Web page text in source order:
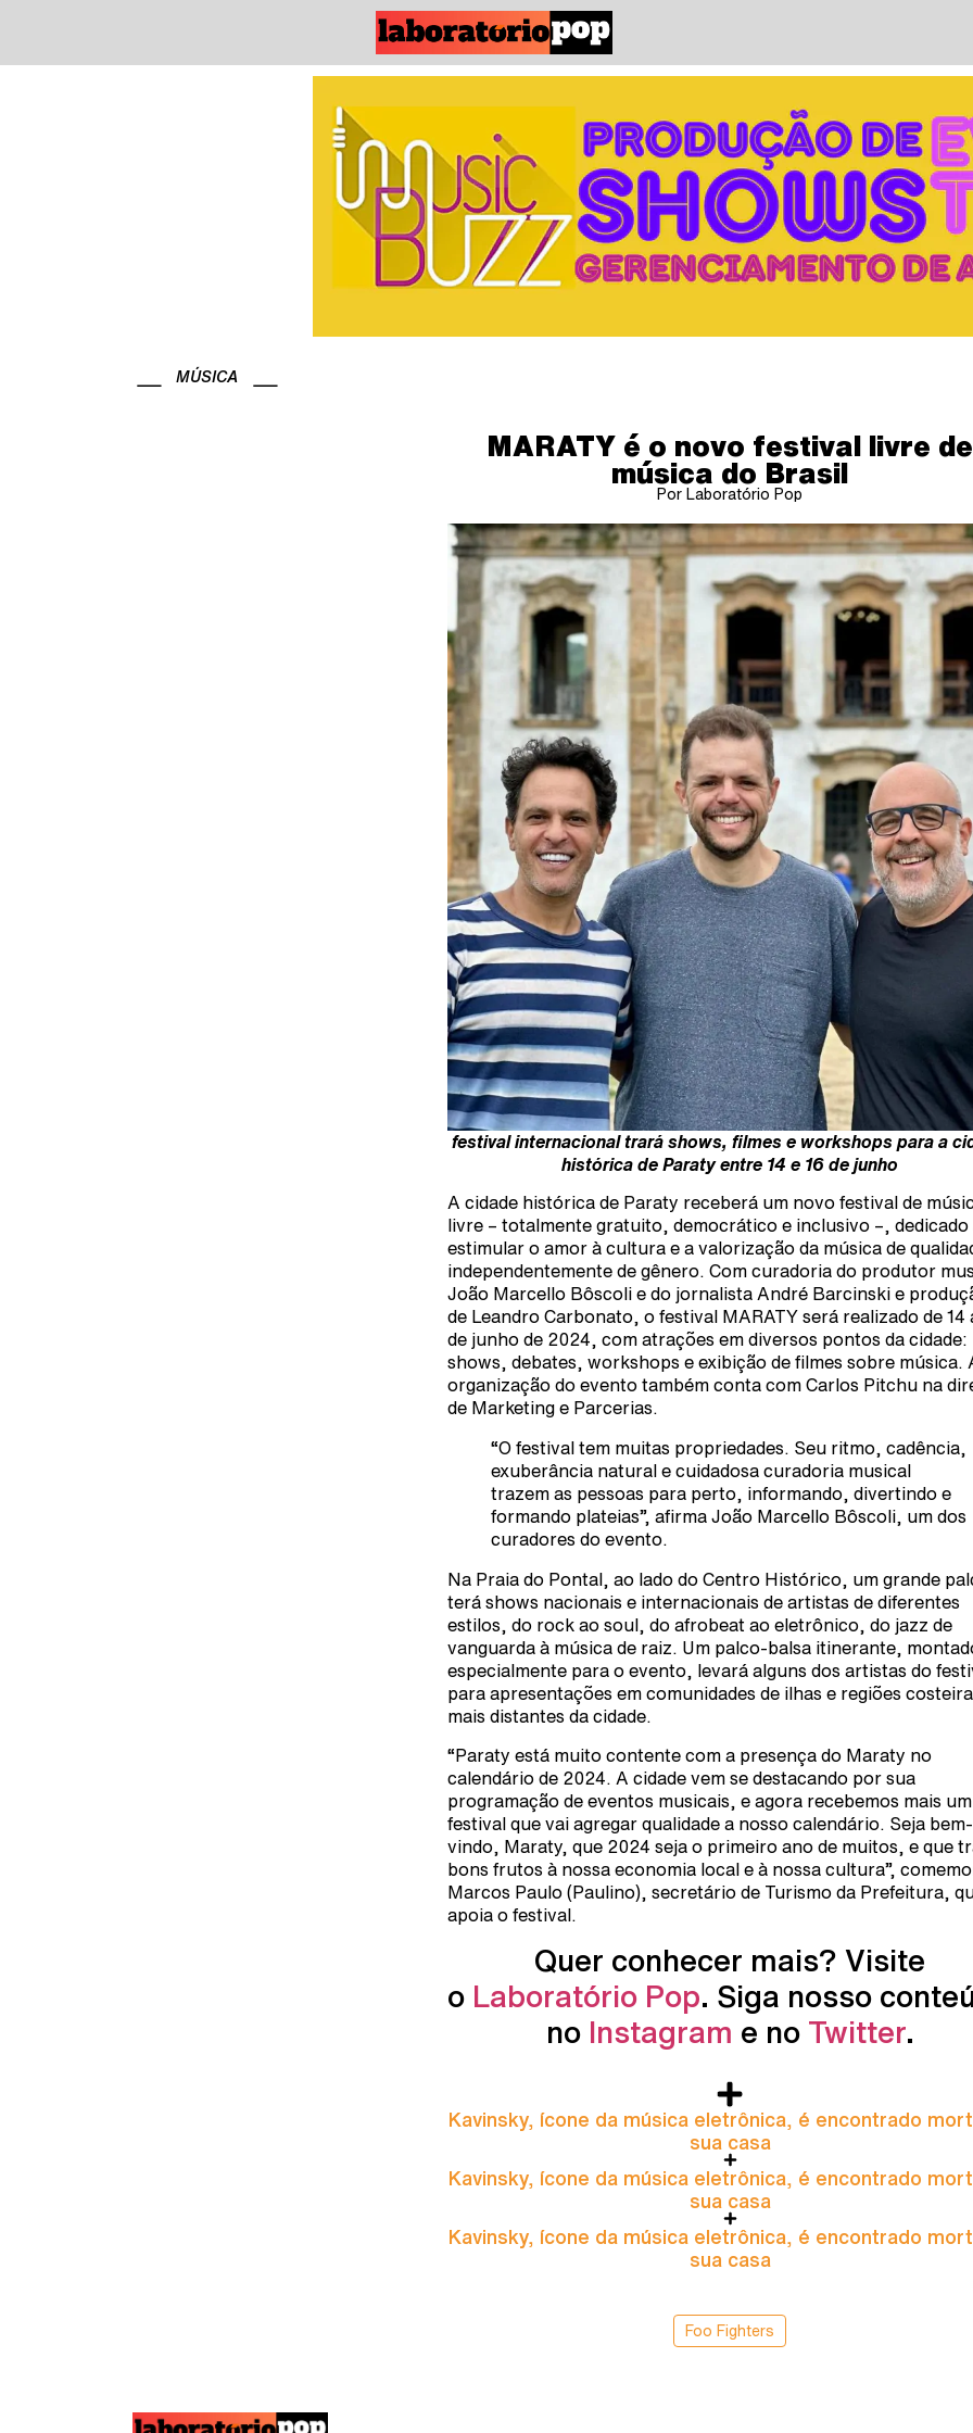
MÚSICA
MARATY é o novo festival livre de
música do Brasil
Por Laboratório Pop
festival internacional trará shows, filmes e workshops para a
histórica de Paraty entre 14 e 16 de junho
A cidade histórica de Paraty receberá um novo festival de
livre – totalmente gratuito, democrático e inclusivo –, dedicado
estimular o amor à cultura e a valorização da música de
independentemente de gênero. Com curadoria do produtor
João Marcello Bôscoli e do jornalista André Barcinski e
de Leandro Carbonato, o festival MARATY será realizado de 14
de junho de 2024, com atrações em diversos pontos da cidade:
shows, debates, workshops e exibição de filmes sobre música.
organização do evento também conta com Carlos Pitchu na
de Marketing e Parcerias.
“O festival tem muitas propriedades. Seu ritmo, cadência,
exuberância natural e cuidadosa curadoria musical
trazem as pessoas para perto, informando, divertindo e
formando plateias”, afirma João Marcello Bôscoli, um dos
curadores do evento.
Na Praia do Pontal, ao lado do Centro Histórico, um grande
terá shows nacionais e internacionais de artistas de diferentes
estilos, do rock ao soul, do afrobeat ao eletrônico, do jazz de
vanguarda à música de raiz. Um palco-balsa itinerante,
especialmente para o evento, levará alguns dos artistas do
para apresentações em comunidades de ilhas e regiões
mais distantes da cidade.
“Paraty está muito contente com a presença do Maraty no
calendário de 2024. A cidade vem se destacando por sua
programação de eventos musicais, e agora recebemos mais um
festival que vai agregar qualidade a nosso calendário. Seja bem-
vindo, Maraty, que 2024 seja o primeiro ano de muitos, e que
bons frutos à nossa economia local e à nossa cultura”,
Marcos Paulo (Paulino), secretário de Turismo da Prefeitura,
apoia o festival.
Quer conhecer mais? Visite
o Laboratório Pop. Siga nosso
no Instagram e no Twitter.
Kavinsky, ícone da música eletrônica, é encontrado
sua casa
Kavinsky, ícone da música eletrônica, é encontrado
sua casa
Kavinsky, ícone da música eletrônica, é encontrado
sua casa
Foo Fighters